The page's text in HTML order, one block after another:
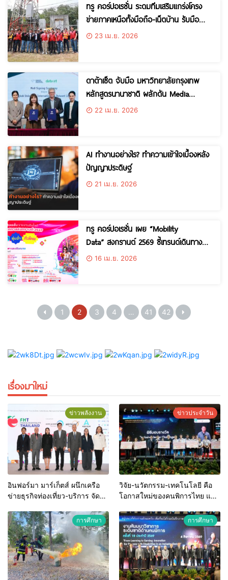
ทรู คอร์ปอเรชั่น ระดมทีมเสริมแกร่งโครง
ข่ายภาคเหนือทั้งมือถือ-เน็ตบ้าน รับมือ
วิกฤตไฟป่า-PM2.5 ย้ำสื่อสารต้องพร้อมใน
23 เม.ย. 2026
ดาต้าเซ็ต จับมือ มหาวิทยาลัยกรุงเทพ
หลักสูตรนานาชาติ ผลักดัน Media
Intelligence และ Social Listening จาก
22 เม.ย. 2026
AI ทำงานอย่างไร? ทำความเข้าใจเบื้องหลัง
ปัญญาประดิษฐ์
21 เม.ย. 2026
ทรู คอร์ปอเรชั่น เผย “Mobility
Data” สงกรานต์ 2569 ชี้เทรนด์เดินทางทั้ง
ไทย-ต่างชาติกระจายเล่นน้ำทั่วไทย อีสาน
16 เม.ย. 2026
1 2 3 4 … 41 42
เรื่องมาใหม่
ข่าวพลังงาน
อินฟอร์มา มาร์เก็ตส์ ผนึกเครือ
ข่ายธุรกิจท่องเที่ยว-บริการ จัด
2026 เชื่อม 4 งานใหญ่ สร้าง
โอกาสธุรกิจครบวงจร ด้วยครับ
ข่าวประจำวัน
วิจัย-นวัตกรรม-เทคโนโลยี คือ
โอกาสใหม่ของคนพิการไทย และ
การศึกษา การศึกษา